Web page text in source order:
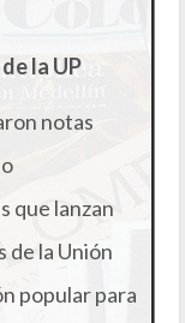
la UP
notas
que lanzan
de la Unión
popular para